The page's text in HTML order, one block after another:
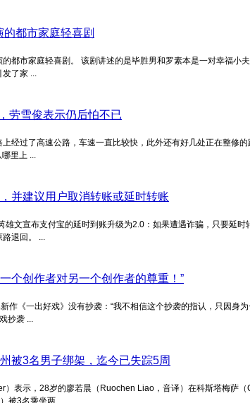
都市家庭轻喜剧
都市家庭轻喜剧。 该剧讲述的是毕胜男和罗素本是一对幸福小
了家 ...
劳雪俊表示仍后怕不已
经过了高速公路，车速一直比较快，此外还有好几处正在整修的
里上 ...
并建议用户取消转账或延时转账
文宣布支付宝的延时到账升级为2.0：如果遭遇诈骗，只要延时
退回。 ...
个创作者对另一个创作者的尊重！”
《一出好戏》没有抄袭：“我不相信这个抄袭的指认，只因身为
抄袭 ...
被3名男子绑架，迄今已失踪5周
表示，28岁的廖若晨（Ruochen Liao，音译）在科斯塔梅萨（
被3名乘坐两 ...